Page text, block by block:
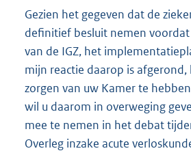
Gezien het gegeven dat de
definitief besluit nemen
van de IGZ, het
mijn reactie daarop is
zorgen van uw Kamer te
wil u daarom in overweging
mee te nemen in het debat
Overleg inzake acute